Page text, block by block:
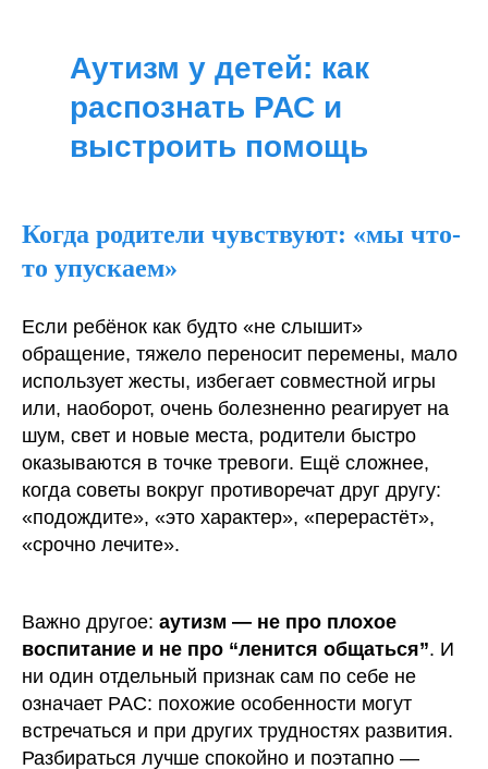
Аутизм у детей: как
распознать РАС и
выстроить помощь
Когда родители чувствуют: «мы что-
то упускаем»
Если ребёнок как будто «не слышит»
обращение, тяжело переносит перемены, мало
использует жесты, избегает совместной игры
или, наоборот, очень болезненно реагирует на
шум, свет и новые места, родители быстро
оказываются в точке тревоги. Ещё сложнее,
когда советы вокруг противоречат друг другу:
«подождите», «это характер», «перерастёт»,
«срочно лечите».
Важно другое: аутизм — не про плохое
воспитание и не про “ленится общаться”. И
ни один отдельный признак сам по себе не
означает РАС: похожие особенности могут
встречаться и при других трудностях развития.
Разбираться лучше спокойно и поэтапно —